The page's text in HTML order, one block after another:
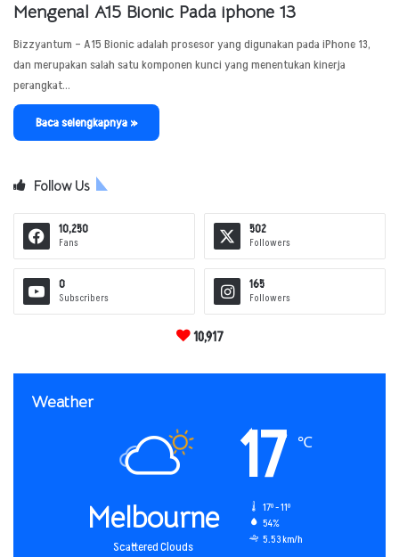
Mengenal A15 Bionic Pada iphone 13
Bizzyantum – A15 Bionic adalah prosesor yang digunakan pada iPhone 13,
dan merupakan salah satu komponen kunci yang menentukan kinerja
perangkat…
Baca selengkapnya »
Follow Us
10,250
Fans
502
Followers
0
Subscribers
165
Followers
10,917
Weather
Melbourne
Scattered Clouds
17 ℃
17º - 11º
54%
5.53 km/h